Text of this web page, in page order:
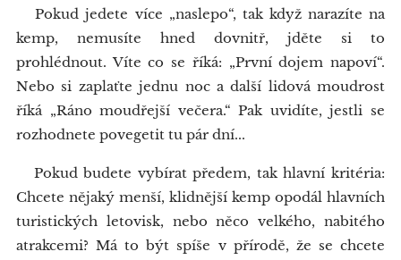
Pokud jedete více „naslepo“, tak když narazíte na
kemp, nemusíte hned dovnitř, jděte si to
prohlédnout. Víte co se říká: „První dojem napoví“.
Nebo si zaplaťte jednu noc a další lidová moudrost
říká „Ráno moudřejší večera.“ Pak uvidíte, jestli se
rozhodnete povegetit tu pár dní...
Pokud budete vybírat předem, tak hlavní kritéria:
Chcete nějaký menší, klidnější kemp opodál hlavních
turistických letovisk, nebo něco velkého, nabitého
atrakcemi? Má to být spíše v přírodě, že se chcete